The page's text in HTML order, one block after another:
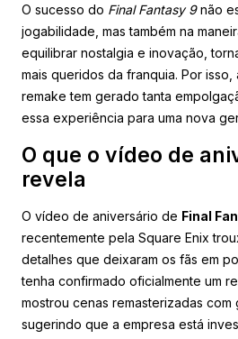
O sucesso do Final Fantasy 9não
jogabilidade, mas também na
equilibrar nostalgia e inovação,
mais queridos da franquia. Por
remake tem gerado tanta
essa experiência para uma nova
O que o vídeo de
revela
O vídeo de aniversário de Final
recentemente pela Square Enix
detalhes que deixaram os fãs em
tenha confirmado oficialmente um
mostrou cenas remasterizadas com
sugerindo que a empresa está